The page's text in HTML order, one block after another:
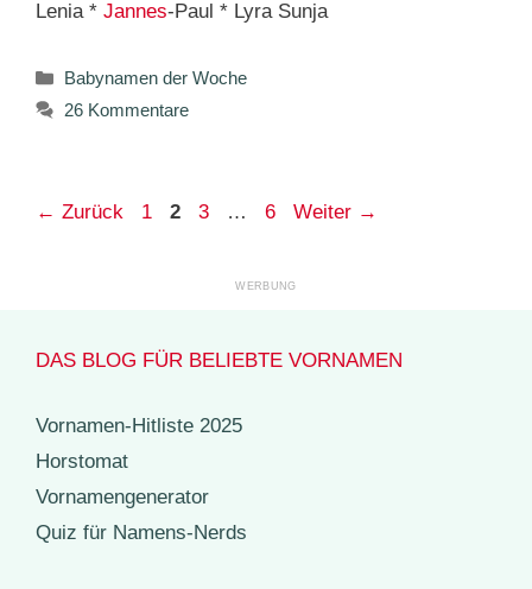
Lenia * Jannes-Paul * Lyra Sunja
Kategorien
Babynamen der Woche
26 Kommentare
← Zurück Seite
1 Seite
2 Seite
3 … Seite
6 Weiter →
DAS BLOG FÜR BELIEBTE VORNAMEN
Vornamen-Hitliste 2025
Horstomat
Vornamengenerator
Quiz für Namens-Nerds